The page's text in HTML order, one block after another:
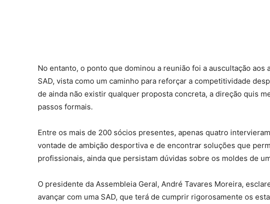
No entanto, o ponto que dominou a reunião foi a auscultação
SAD, vista como um caminho para reforçar a competitividade
de ainda não existir qualquer proposta concreta, a direção quis
passos formais.
Entre os mais de 200 sócios presentes, apenas quatro
vontade de ambição desportiva e de encontrar soluções que
profissionais, ainda que persistam dúvidas sobre os moldes de
O presidente da Assembleia Geral, André Tavares Moreira,
avançar com uma SAD, que terá de cumprir rigorosamente os